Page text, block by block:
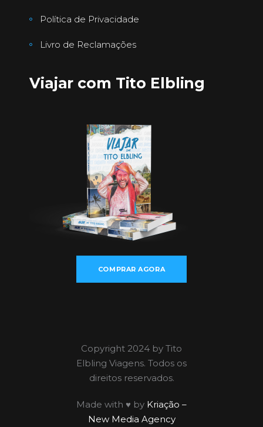
Política de Privacidade
Livro de Reclamações
Viajar com Tito Elbling
COMPRAR AGORA
Copyright 2024 by Tito
Elbling Viagens. Todos os
direitos reservados.
Made with ♥ by Kriação –
New Media Agency